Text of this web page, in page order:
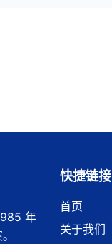
年
快捷链接
首页
关于我们